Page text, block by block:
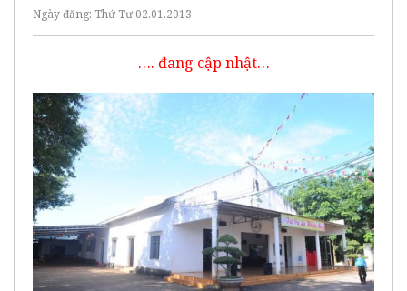
Ngày đăng: Thứ Tư 02.01.2013
…. đang cập nhật…